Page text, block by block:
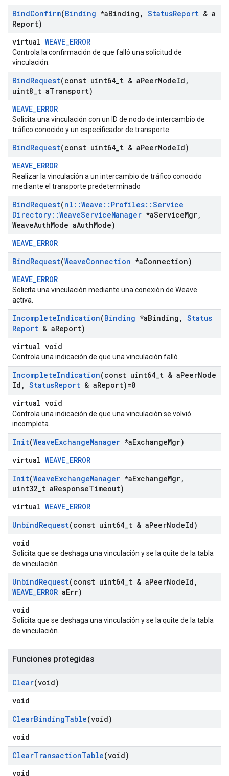
BindConfirm(Binding *aBinding , StatusReport & a
Report)
virtual WEAVE_ERROR
Controla la confirmación de que falló una solicitud de
vinculación.
BindRequest(const uint64 t & aPeerNodeId ,
uint8 t aTransport)
WEAVE_ERROR
Solicita una vinculación con un ID de nodo de intercambio de
tráfico conocido y un especificador de transporte.
BindRequest(const uint64 t & aPeerNodeId)
WEAVE_ERROR
Realizar la vinculación a un intercambio de tráfico conocido
mediante el transporte predeterminado
BindRequest(nl ::Weave :: Profiles::Service
Directory::WeaveServiceManager *aServiceMgr,
WeaveAuthMode aAuthMode)
WEAVE_ERROR
BindRequest(WeaveConnection *aConnection)
WEAVE_ERROR
Solicita una vinculación mediante una conexión de Weave
activa.
IncompleteIndication(Binding *aBinding , Status
Report & aReport)
virtual void
Controla una indicación de que una vinculación falló.
IncompleteIndication(const uint64 t & aPeerNode
Id , StatusReport & aReport)=0
virtual void
Controla una indicación de que una vinculación se volvió
incompleta.
Init(WeaveExchangeManager *aExchangeMgr)
virtual WEAVE_ERROR
Init(WeaveExchangeManager *aExchangeMgr,
uint32 t aResponseTimeout)
virtual WEAVE_ERROR
UnbindRequest(const uint64 t & aPeerNodeId)
void
Solicita que se deshaga una vinculación y se la quite de la tabla
de vinculación.
UnbindRequest(const uint64 t & aPeerNodeId ,
WEAVE_ERROR aErr)
void
Solicita que se deshaga una vinculación y se la quite de la tabla
de vinculación.
Funciones protegidas
Clear(void)
void
ClearBindingTable(void)
void
ClearTransactionTable(void)
void